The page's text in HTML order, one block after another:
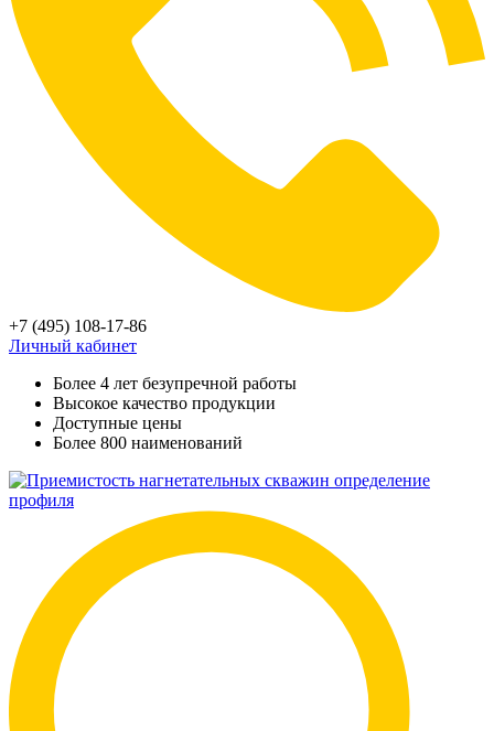
+7 (495) 108-17-86
Личный кабинет
Более 4 лет безупречной работы
Высокое качество продукции
Доступные цены
Более 800 наименований